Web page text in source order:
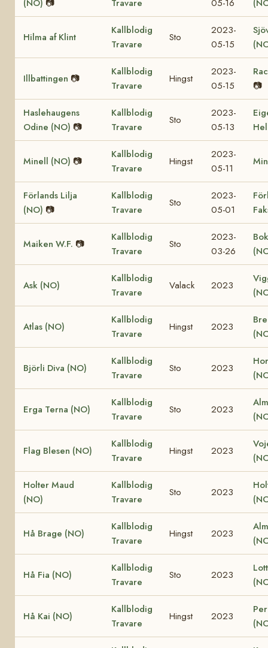
(NO) 📷 Travare 05-16
Hilma af Klint
Kallblodig
Travare
Sto
2023-
05-15
Illbattingen 📷
Kallblodig
Travare
Hingst
2023-
05-15
📷
Haslehaugens
Odine (NO) 📷
Kallblodig
Travare
Sto
2023-
05-13
Minell (NO) 📷
Kallblodig
Travare
Hingst
2023-
05-11
Förlands Lilja
(NO) 📷
Kallblodig
Travare
Sto
2023-
05-01
Maiken W.F. 📷
Kallblodig
Travare
Sto
2023-
03-26
Ask (NO)
Kallblodig
Travare
Valack 2023
Atlas (NO)
Kallblodig
Travare
Hingst 2023
Björli Diva (NO)
Kallblodig
Travare
Sto 2023
Erga Terna (NO)
Kallblodig
Travare
Sto 2023
Flag Blesen (NO)
Kallblodig
Travare
Hingst 2023
Holter Maud
(NO)
Kallblodig
Travare
Sto 2023
Hå Brage (NO)
Kallblodig
Travare
Hingst 2023
Hå Fia (NO)
Kallblodig
Travare
Sto 2023
Hå Kai (NO)
Kallblodig
Travare
Hingst 2023